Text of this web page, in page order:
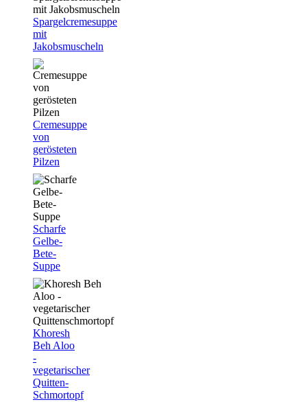
Spargelcremesuppe
mit
Jakobsmuscheln
Cremesuppe
von
gerösteten
Pilzen
Scharfe
Gelbe-
Bete-
Suppe
Khoresh
Beh Aloo
-
vegetarischer
Quitten-
Schmortopf